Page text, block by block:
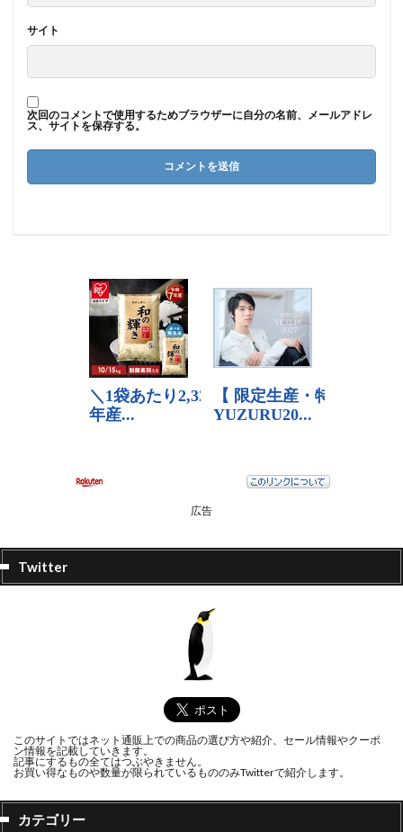
サイト
次回のコメントで使用するためブラウザーに自分の名前、メールアドレ
ス、サイトを保存する。
広告
Twitter
このサイトではネット通販上での商品の選び方や紹介、セール情報やクーポ
ン情報を記載していきます。
記事にするもの全てはつぶやきません。
お買い得なものや数量が限られているもののみTwitterで紹介します。
カテゴリー